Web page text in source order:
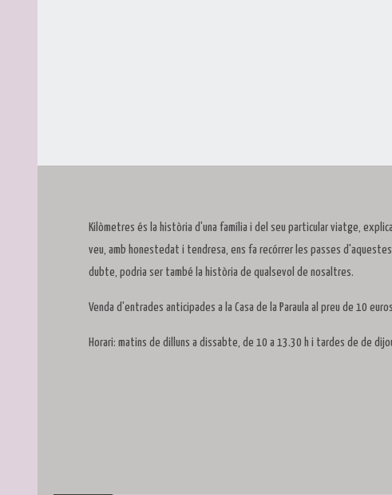
Kilòmetres és la història d'una família i del seu particular viatge,
veu, amb honestedat i tendresa, ens fa recórrer les passes
dubte, podria ser també la història de qualsevol de nosaltres.
Venda d'entrades anticipades a la Casa de la Paraula al preu de 10
Horari: matins de dilluns a dissabte, de 10 a 13.30 h i tardes de de